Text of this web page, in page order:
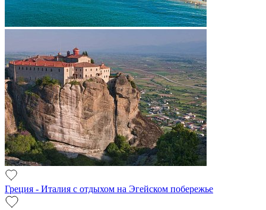
Греция - Италия с отдыхом на Эгейском побережье